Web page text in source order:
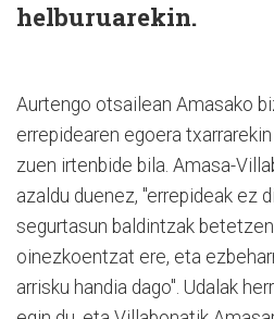
helburuarekin.
Aurtengo otsailean Amasako
errepidearen egoera
zuen irtenbide bila. Amasa-
azaldu duenez, "errepideak ez
segurtasun baldintzak
oinezkoentzat ere, eta
arrisku handia dago". Udalak